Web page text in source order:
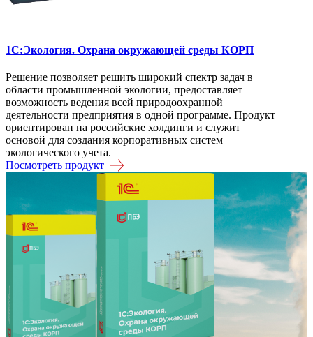
1С:Экология. Охрана окружающей среды КОРП
Решение позволяет решить широкий спектр задач в
области промышленной экологии, предоставляет
возможность ведения всей природоохранной
деятельности предприятия в одной программе. Продукт
ориентирован на российские холдинги и служит
основой для создания корпоративных систем
экологического учета.
Посмотреть продукт